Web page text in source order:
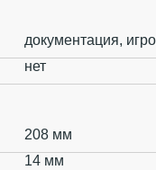
документация,
нет
208 мм
14 мм